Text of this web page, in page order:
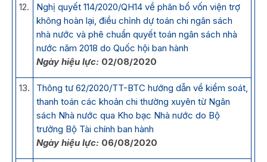
12.
Nghị quyết 114/2020/QH14 về phân bổ vốn viện trợ
không hoàn lại, điều chỉnh dự toán chi ngân sách
nhà nước và phê chuẩn quyết toán ngân sách nhà
nước năm 2018 do Quốc hội ban hành
Ngày hiệu lực: 02/08/2020
13.
Thông tư 62/2020/TT-BTC hướng dẫn về kiểm soát,
thanh toán các khoản chi thường xuyên từ Ngân
sách Nhà nước qua Kho bạc Nhà nước do Bộ
trưởng Bộ Tài chính ban hành
Ngày hiệu lực: 06/08/2020